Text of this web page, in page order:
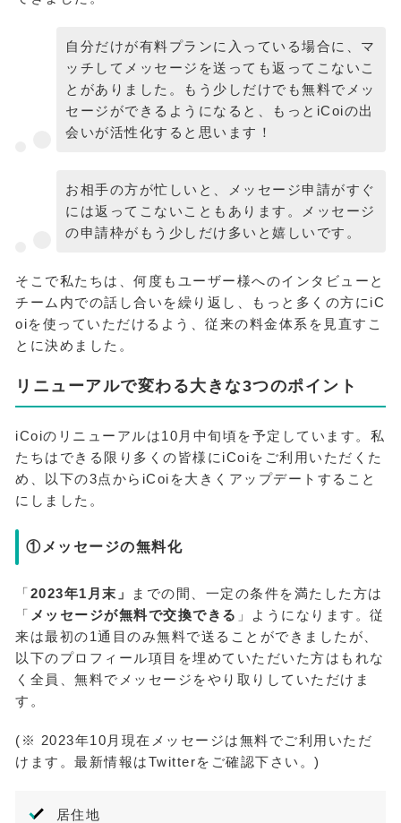
自分だけが有料プランに入っている場合に、マ
ッチしてメッセージを送っても返ってこないこ
とがありました。もう少しだけでも無料でメッ
セージができるようになると、もっとiCoiの出
会いが活性化すると思います！
お相手の方が忙しいと、メッセージ申請がすぐ
には返ってこないこともあります。メッセージ
の申請枠がもう少しだけ多いと嬉しいです。
そこで私たちは、何度もユーザー様へのインタビューと
チーム内での話し合いを繰り返し、もっと多くの方にiC
oiを使っていただけるよう、従来の料金体系を見直すこ
とに決めました。
リニューアルで変わる大きな3つのポイント
iCoiのリニューアルは10月中旬頃を予定しています。私
たちはできる限り多くの皆様にiCoiをご利用いただくた
め、以下の3点からiCoiを大きくアップデートすること
にしました。
①メッセージの無料化
「2023年1月末」
までの間、一定の条件を満たした方は
「 メッセージが無料で交換できる 」ようになります。従
来は最初の1通目のみ無料で送ることができましたが、
以下のプロフィール項目を埋めていただいた方はもれな
く全員、無料でメッセージをやり取りしていただけま
す。
(※ 2023年10月現在メッセージは無料でご利用いただ
けます。最新情報はTwitterをご確認下さい。)
居住地